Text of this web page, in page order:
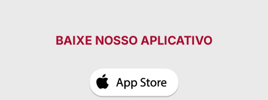
BAIXE NOSSO APLICATIVO